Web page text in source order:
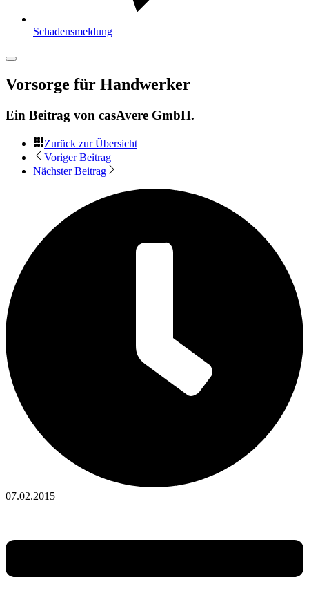
Schadensmeldung
Vorsorge für Handwerker
Ein Beitrag von casAvere GmbH.
Zurück zur Übersicht
Voriger Beitrag
Nächster Beitrag
07.02.2015